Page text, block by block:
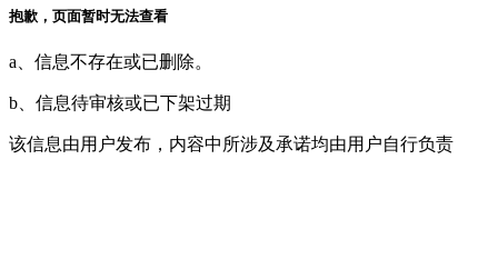
抱歉，页面暂时无法查看
a、信息不存在或已删除。
b、信息待审核或已下架过期
该信息由用户发布，内容中所涉及承诺均由用户自行负责